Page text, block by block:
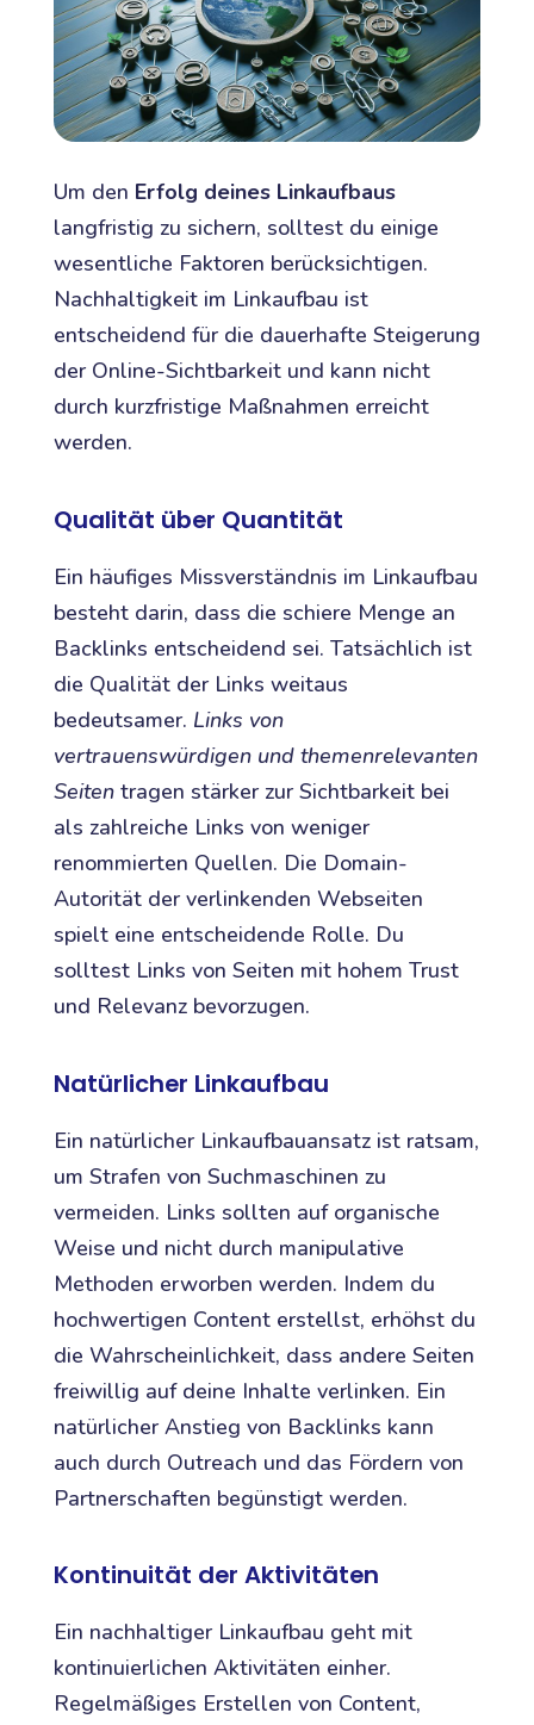
Um den Erfolg deines Linkaufbaus
langfristig zu sichern, solltest du einige
wesentliche Faktoren berücksichtigen.
Nachhaltigkeit im Linkaufbau ist
entscheidend für die dauerhafte Steigerung
der Online-Sichtbarkeit und kann nicht
durch kurzfristige Maßnahmen erreicht
werden.
Qualität über Quantität
Ein häufiges Missverständnis im Linkaufbau
besteht darin, dass die schiere Menge an
Backlinks entscheidend sei. Tatsächlich ist
die Qualität der Links weitaus
bedeutsamer. Links von
vertrauenswürdigen und themenrelevanten
Seitentragen stärker zur Sichtbarkeit bei
als zahlreiche Links von weniger
renommierten Quellen. Die Domain-
Autorität der verlinkenden Webseiten
spielt eine entscheidende Rolle. Du
solltest Links von Seiten mit hohem Trust
und Relevanz bevorzugen.
Natürlicher Linkaufbau
Ein natürlicher Linkaufbauansatz ist ratsam,
um Strafen von Suchmaschinen zu
vermeiden. Links sollten auf organische
Weise und nicht durch manipulative
Methoden erworben werden. Indem du
hochwertigen Content erstellst, erhöhst du
die Wahrscheinlichkeit, dass andere Seiten
freiwillig auf deine Inhalte verlinken. Ein
natürlicher Anstieg von Backlinks kann
auch durch Outreach und das Fördern von
Partnerschaften begünstigt werden.
Kontinuität der Aktivitäten
Ein nachhaltiger Linkaufbau geht mit
kontinuierlichen Aktivitäten einher.
Regelmäßiges Erstellen von Content,